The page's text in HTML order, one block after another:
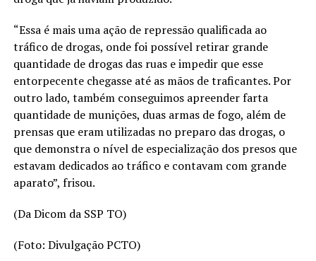
“Essa é mais uma ação de repressão qualificada ao
tráfico de drogas, onde foi possível retirar grande
quantidade de drogas das ruas e impedir que esse
entorpecente chegasse até as mãos de traficantes. Por
outro lado, também conseguimos apreender farta
quantidade de munições, duas armas de fogo, além de
prensas que eram utilizadas no preparo das drogas, o
que demonstra o nível de especialização dos presos que
estavam dedicados ao tráfico e contavam com grande
aparato”, frisou.
(Da Dicom da SSP TO)
(Foto: Divulgação PCTO)